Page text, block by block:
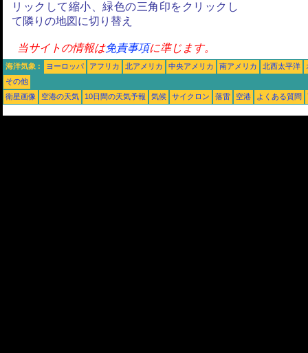
リックして縮小、緑色の三角印をクリックし
て隣りの地図に切り替え
当サイトの情報は免責事項に準じます。
海洋気象 : ヨーロッパ アフリカ 北アメリカ 中央アメリカ 南アメリカ 北西太平洋
その他
衛星画像
空港の天気 10日間の天気予報 気候 サイクロン 落雷 空港 よくある質問